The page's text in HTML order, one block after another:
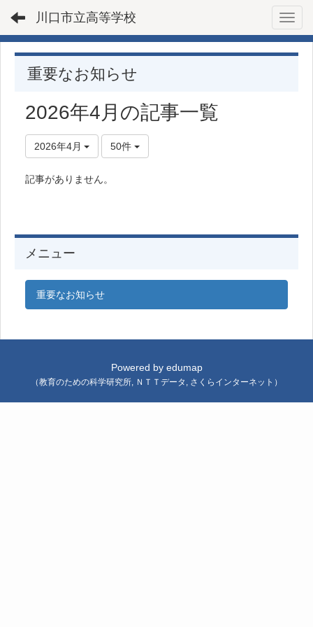
川口市立高等学校
重要なお知らせ
2026年4月の記事一覧
2026年4月 50件
記事がありません。
メニュー
重要なお知らせ
Powered by edumap
（教育のための科学研究所, ＮＴＴデータ , さくらインターネット ）